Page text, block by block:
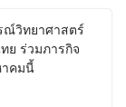
ณ์วิทยาศาสตร์
ทย ร่วมภารกิจ
าคมนี้